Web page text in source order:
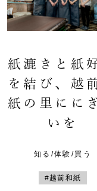
紙漉きと紙
を結び、越
紙の里にに
いを
知る/体験/買う
#越前和紙